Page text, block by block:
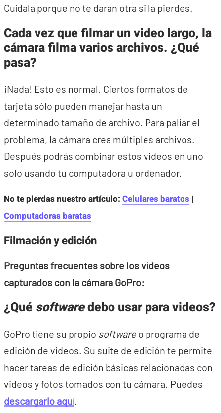
Cuídala porque no te darán otra si la pierdes.
Cada vez que filmar un video largo, la
cámara filma varios archivos. ¿Qué
pasa?
¡Nada! Esto es normal. Ciertos formatos de
tarjeta sólo pueden manejar hasta un
determinado tamaño de archivo. Para paliar el
problema, la cámara crea múltiples archivos.
Después podrás combinar estos videos en uno
solo usando tu computadora u ordenador.
No te pierdas nuestro artículo: Celulares baratos |
Computadoras baratas
Filmación y edición
Preguntas frecuentes sobre los videos
capturados con la cámara GoPro:
¿Qué softwaredebo usar para videos?
GoPro tiene su propio software o programa de
edición de videos. Su suite de edición te permite
hacer tareas de edición básicas relacionadas con
videos y fotos tomados con tu cámara. Puedes
descargarlo aquí.